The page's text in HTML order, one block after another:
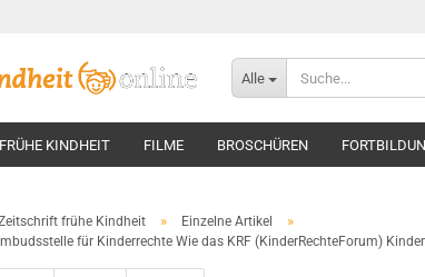
Alle
KINDHEIT FILME BROSCHÜREN
frühe Kindheit » Einzelne Artikel »
für Kinderrechte Wie das KRF (KinderRechteForum)